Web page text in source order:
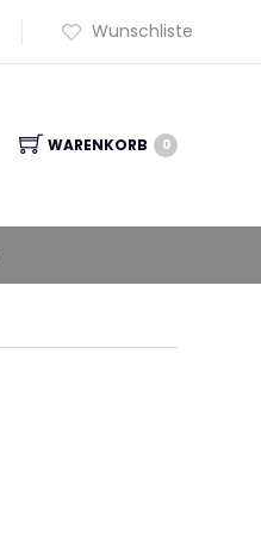
Wunschliste
WARENKORB 0